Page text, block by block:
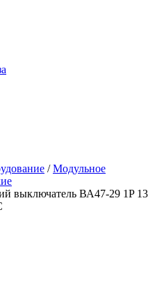
/Модульное
выключатель ВА47-29 1P 13